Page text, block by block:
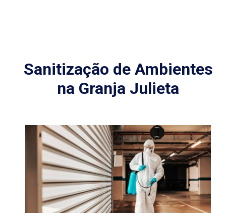
Sanitização de Ambientes
na Granja Julieta